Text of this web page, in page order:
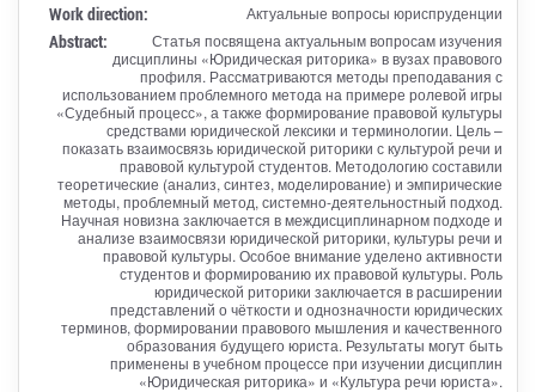
Work direction: Актуальные вопросы юриспруденции
Abstract:
Статья посвящена актуальным вопросам изучения
дисциплины «Юридическая риторика» в вузах правового
профиля. Рассматриваются методы преподавания с
использованием проблемного метода на примере ролевой игры
«Судебный процесс», а также формирование правовой культуры
средствами юридической лексики и терминологии. Цель –
показать взаимосвязь юридической риторики с культурой речи и
правовой культурой студентов. Методологию составили
теоретические (анализ, синтез, моделирование) и эмпирические
методы, проблемный метод, системно-деятельностный подход.
Научная новизна заключается в междисциплинарном подходе и
анализе взаимосвязи юридической риторики, культуры речи и
правовой культуры. Особое внимание уделено активности
студентов и формированию их правовой культуры. Роль
юридической риторики заключается в расширении
представлений о чёткости и однозначности юридических
терминов, формировании правового мышления и качественного
образования будущего юриста. Результаты могут быть
применены в учебном процессе при изучении дисциплин
«Юридическая риторика» и «Культура речи юриста».